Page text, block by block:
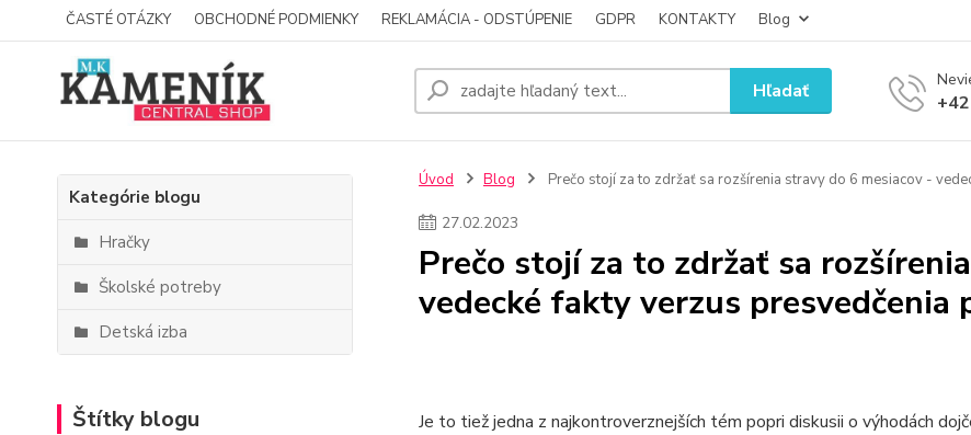
ČASTÉ OTÁZKY OBCHODNÉ PODMIENKY REKLAMÁCIA - ODSTÚPENIE GDPR KONTAKTY Blog
Hľadať
Kategórie blogu
Hračky
Školské potreby
Detská izba
Štítky blogu
Úvod Blog Prečo stojí za to zdržať sa rozšírenia stravy do 6 mesiacov -
27.02.2023
Prečo stojí za to zdržať sa
vedecké fakty verzus presvedčenia
Je to tiež jedna z najkontroverznejších tém popri diskusii o výhodách